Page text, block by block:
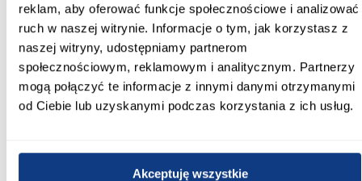
reklam, aby oferować funkcje społecznościowe i analizować
ruch w naszej witrynie. Informacje o tym, jak korzystasz z
naszej witryny, udostępniamy partnerom
społecznościowym, reklamowym i analitycznym. Partnerzy
mogą połączyć te informacje z innymi danymi otrzymanymi
od Ciebie lub uzyskanymi podczas korzystania z ich usług.
Akceptuję wszystkie
Tak
Szkło hartowane:
Tak
Zobacz więcej >
Inni Klienci sprawdzali również